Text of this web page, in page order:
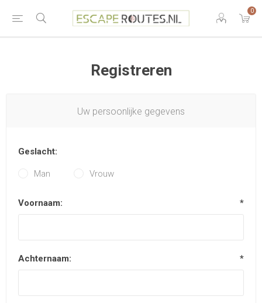
0
Registreren
Uw persoonlijke gegevens
Geslacht:
Man Vrouw
Voornaam: *
Achternaam: *